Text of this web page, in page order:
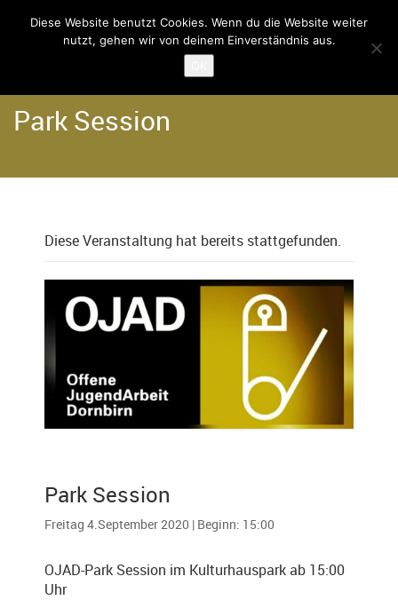
Termine
Park Session
Diese Veranstaltung hat bereits stattgefunden.
Park Session
Freitag 4.September 2020 | Beginn: 15:00
OJAD-Park Session im Kulturhauspark ab 15:00
Uhr
Diese Website benutzt Cookies. Wenn du die Website weiter
nutzt, gehen wir von deinem Einverständnis aus.